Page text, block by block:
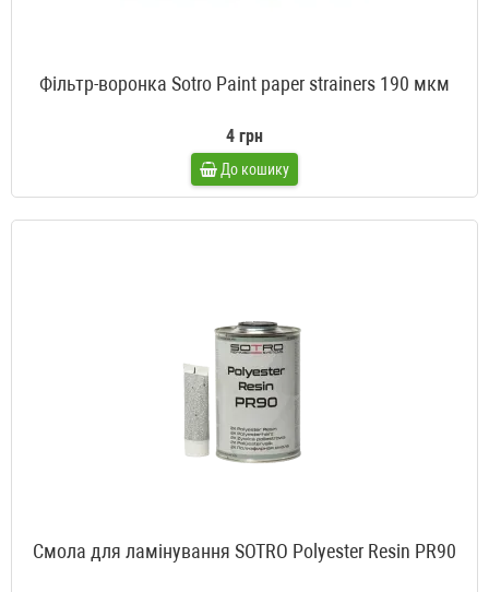
Фільтр-воронка Sotro Paint paper strainers 190 мкм
4 грн
До кошику
Смола для ламінування SOTRO Polyester Resin PR90